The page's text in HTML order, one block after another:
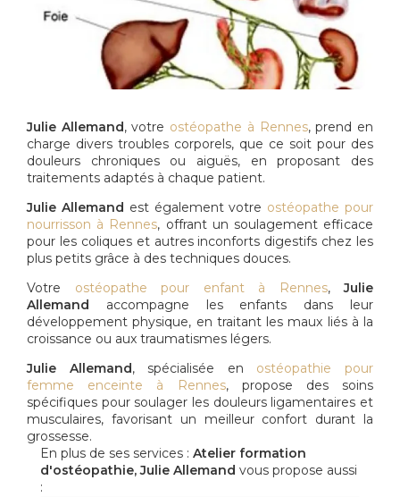
Julie Allemand, votre ostéopathe à Rennes, prend en
charge divers troubles corporels, que ce soit pour des
douleurs chroniques ou aiguës, en proposant des
traitements adaptés à chaque patient.
Julie Allemand est également votre ostéopathe pour
nourrisson à Rennes, offrant un soulagement efficace
pour les coliques et autres inconforts digestifs chez les
plus petits grâce à des techniques douces.
Votre ostéopathe pour enfant à Rennes,Julie
Allemand accompagne les enfants dans leur
développement physique, en traitant les maux liés à la
croissance ou aux traumatismes légers.
Julie Allemand, spécialisée en ostéopathie pour
femme enceinte à Rennes, propose des soins
spécifiques pour soulager les douleurs ligamentaires et
musculaires, favorisant un meilleur confort durant la
grossesse.
En plus de ses services : Atelier formation
d'ostéopathie, Julie Allemand vous propose aussi
: